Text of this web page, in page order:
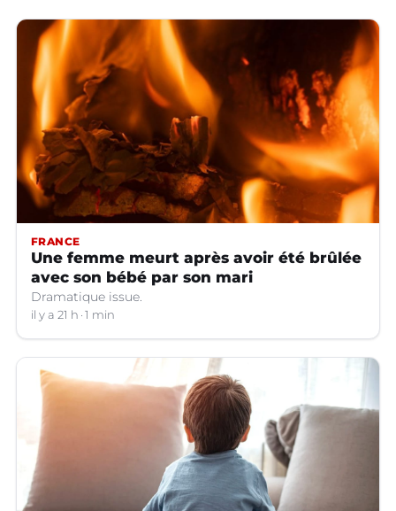
FRANCE
Une femme meurt après avoir été brûlée
avec son bébé par son mari
Dramatique issue.
il y a 21 h 1 min